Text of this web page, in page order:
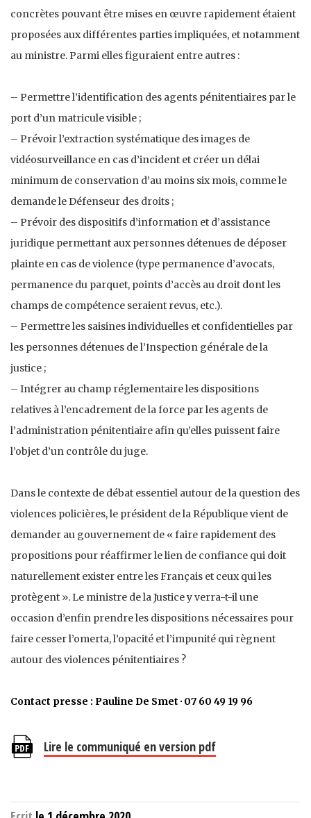
concrètes pouvant être mises en œuvre rapidement étaient
proposées aux différentes parties impliquées, et notamment
au ministre. Parmi elles figuraient entre autres :
– Permettre l’identification des agents pénitentiaires par le
port d’un matricule visible ;
– Prévoir l’extraction systématique des images de
vidéosurveillance en cas d’incident et créer un délai
minimum de conservation d’au moins six mois, comme le
demande le Défenseur des droits ;
– Prévoir des dispositifs d’information et d’assistance
juridique permettant aux personnes détenues de déposer
plainte en cas de violence (type permanence d’avocats,
permanence du parquet, points d’accès au droit dont les
champs de compétence seraient revus, etc.).
– Permettre les saisines individuelles et confidentielles par
les personnes détenues de l’Inspection générale de la
justice ;
– Intégrer au champ réglementaire les dispositions
relatives à l’encadrement de la force par les agents de
l’administration pénitentiaire afin qu’elles puissent faire
l’objet d’un contrôle du juge.
Dans le contexte de débat essentiel autour de la question des
violences policières, le président de la République vient de
demander au gouvernement de « faire rapidement des
propositions pour réaffirmer le lien de confiance qui doit
naturellement exister entre les Français et ceux qui les
protègent ». Le ministre de la Justice y verra-t-il une
occasion d’enfin prendre les dispositions nécessaires pour
faire cesser l’omerta, l’opacité et l’impunité qui règnent
autour des violences pénitentiaires ?
Contact presse : Pauline De Smet · 07 60 49 19 96
Lire le communiqué en version pdf